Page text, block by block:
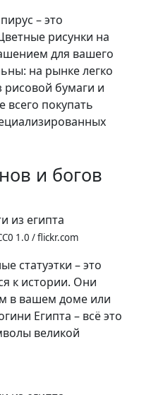
– это
рисунки на
для вашего
на рынке легко
рисовой бумаги и
всего покупать
и богов
1.0 / flickr.com
статуэтки – это
к истории. Они
в вашем доме или
Египта – всё это
великой